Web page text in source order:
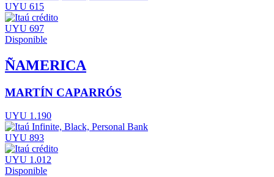
UYU 615
UYU 697
Disponible
ÑAMERICA
MARTÍN CAPARRÓS
UYU 1.190
UYU 893
UYU 1.012
Disponible